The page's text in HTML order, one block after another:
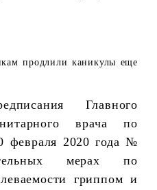
Главного
врача по
февраля 2020 года №
мерах по
гриппом и